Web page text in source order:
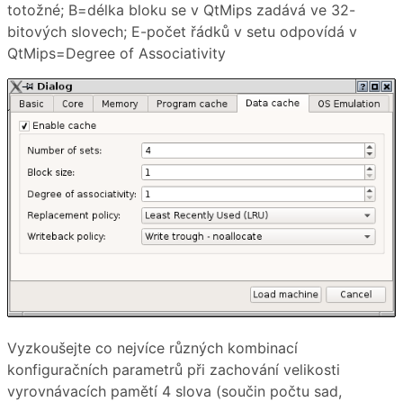
totožné; B=délka bloku se v QtMips zadává ve 32-
bitových slovech; E-počet řádků v setu odpovídá v
QtMips=Degree of Associativity
Vyzkoušejte co nejvíce různých kombinací
konfiguračních parametrů při zachování velikosti
vyrovnávacích pamětí 4 slova (součin počtu sad,